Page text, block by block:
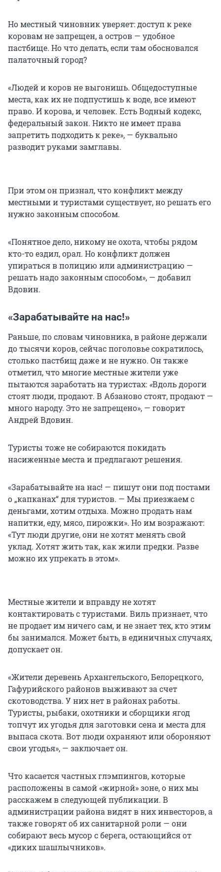
Но местный чиновник уверяет: доступ к реке
коровам не запрещен, а остров — удобное
пастбище. Но что делать, если там обосновался
палаточный город?
«Людей и коров не выгонишь. Общедоступные
места, как их не подпустишь к воде, все имеют
право. И корова, и человек. Есть Водный кодекс,
федеральный закон. Никто не имеет права
запретить подходить к реке», — буквально
разводит руками замглавы.
При этом он признал, что конфликт между
местными и туристами существует, но решать его
нужно законным способом.
«Понятное дело, никому не охота, чтобы рядом
кто-то ездил, орал. Но конфликт должен
упираться в полицию или администрацию —
решать надо законным способом», — добавил
Вдовин.
«Зарабатывайте на нас!»
Раньше, по словам чиновника, в районе держали
до тысячи коров, сейчас поголовье сократилось,
столько пастбищ даже и не нужно. Он также
отметил, что многие местные жители уже
пытаются заработать на туристах: «Вдоль дороги
стоят люди, продают. В Абзаново стоят, продают —
много народу. Это не запрещено», — говорит
Андрей Вдовин.
Туристы тоже не собираются покидать
насиженные места и предлагают решения.
«Зарабатывайте на нас! — пишут они под постами
о „капканах“ для туристов. — Мы приезжаем с
деньгами, хотим отдыха. Можно продать нам
напитки, еду, мясо, пирожки». Но им возражают:
«Тут люди другие, они не хотят менять свой
уклад. Хотят жить так, как жили предки. Разве
можно их упрекать в этом».
Местные жители и вправду не хотят
контактировать с туристами. Виль признает, что
не продает им ничего сам, и не знает тех, кто этим
бы занимался. Может быть, в единичных случаях,
допускает он.
«Жители деревень Архангельского, Белорецкого,
Гафурийского районов выживают за счет
скотоводства. У них нет в районах работы.
Туристы, рыбаки, охотники и сборщики ягод
топчут их угодья для заготовки сена и места для
выпаса скота. Вот люди охраняют или обороняют
свои угодья», — заключает он.
Что касается частных глэмпингов, которые
расположены в самой «жирной» зоне, о них мы
расскажем в следующей публикации. В
администрации района видят в них инвесторов, а
также говорят об их санитарной роли — они
собирают весь мусор с берега, остающийся от
«диких шашлычников».